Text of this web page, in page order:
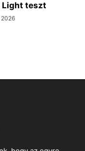
Light teszt
2026